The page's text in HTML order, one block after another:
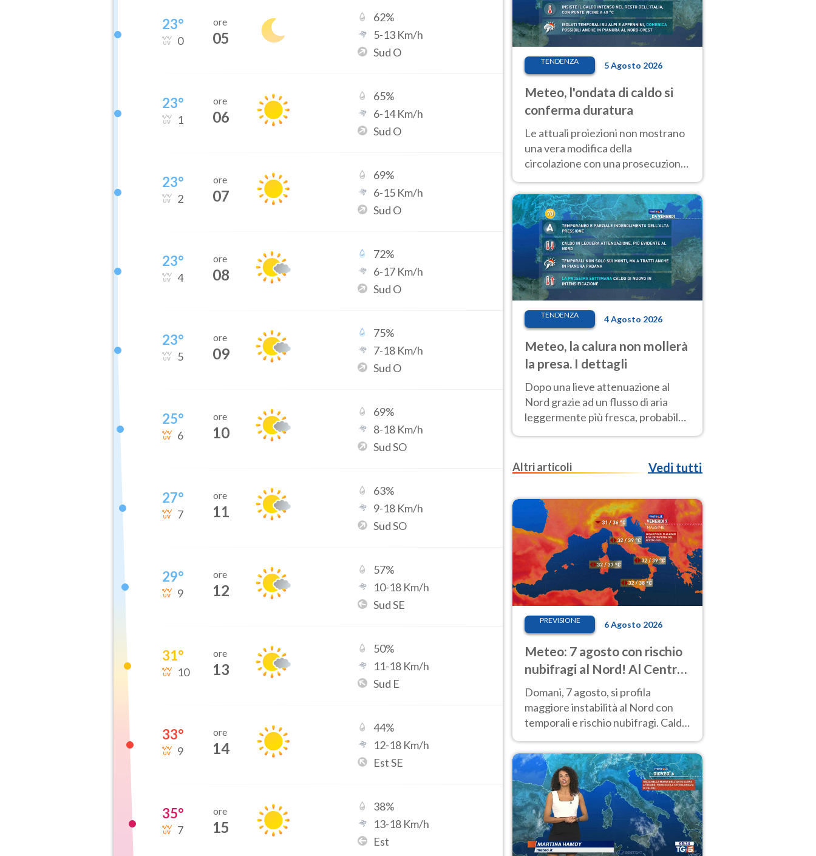
23°
0
ore
05
62%
5-13 Km/h
Sud O
23°
1
ore
06
65%
6-14Km/h
Sud O
23°
2
ore
07
69%
6-15 Km/h
Sud O
23°
4
ore
08
72%
6-17 Km/h
Sud O
23°
5
ore
09
75%
7-18 Km/h
Sud O
25°
6
ore
10
69%
8-18 Km/h
Sud SO
27°
7
ore
11
63%
9-18 Km/h
Sud SO
29°
9
ore
12
57%
10-18 Km/h
Sud SE
31°
10
ore
13
50%
11-18 Km/h
Sud E
33°
9
ore
14
44%
12-18 Km/h
Est SE
35°
7
ore
15
38%
13-18 Km/h
Est
TENDENZA 5 Agosto 2026
Meteo, l'ondata di caldo si
conferma duratura
Le attuali proiezioni non mostrano
una vera modifica della
circolazione con una prosecuzione
giorni, compresa la settimana di
Ferragosto
TENDENZA 4 Agosto 2026
Meteo, la calura non mollerà
la presa. I dettagli
Dopo una lieve attenuazione al
Nord grazie ad un flusso di aria
leggermente più fresca, probabile
nuovo rinforzo dell’anticiclone
Altri articoli
Vedi tutti
PREVISIONE 6 Agosto 2026
Meteo: 7 agosto con rischio
nubifragi al Nord! Al Centro-
Sud caldo estremo
Domani, 7 agosto, si profila
maggiore instabilità al Nord con
temporali e rischio nubifragi. Caldo
previsioni.